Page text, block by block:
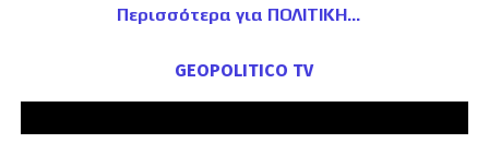
Περισσότερα για ΠΟΛΙΤΙΚΗ
GEOPOLITICO TV